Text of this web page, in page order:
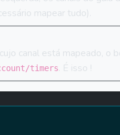
mapear tudo).
canal está mapeado, o
timers . É isso !